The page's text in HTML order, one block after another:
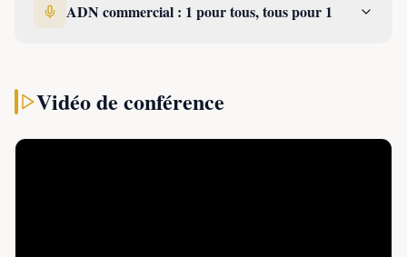
partenaires (billetterie, cinéma, spectacles, loisirs, achats au
Kalidea, compte un portefeuille de 5 000 CE et
entreprises abonnés, représentant 4M de
bénéficiaires et générant 70M€ de chiffre d’affaires
ADN commercial : 1 pour tous, tous pour 1
Vidéo de conférence